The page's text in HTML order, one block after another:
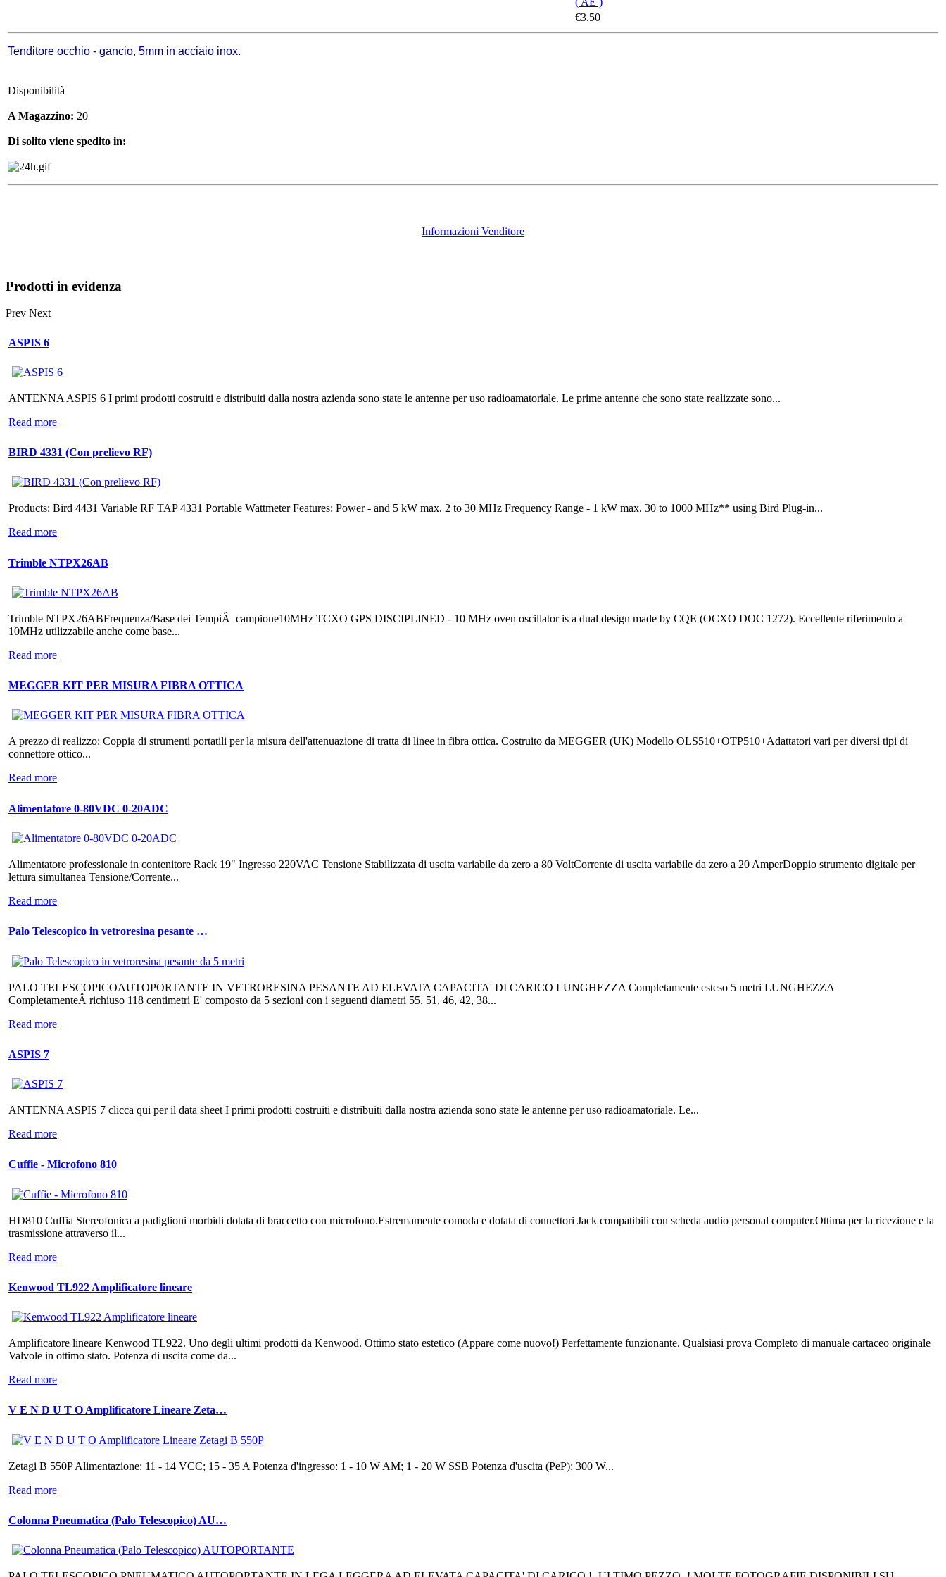
€3.50
Tenditore occhio - gancio, 5mm in acciaio inox.
Disponibilità
A Magazzino: 20
Di solito viene spedito in:
Informazioni Venditore
Prodotti in evidenza
Prev Next
ASPIS 6
ANTENNA ASPIS 6 I primi prodotti costruiti e distribuiti dalla nostra azienda sono state le antenne per uso radioamatoriale. Le prime antenne che sono state realizzate sono...
Read more
BIRD 4331 (Con prelievo RF)
Products: Bird 4431 Variable RF TAP 4331 Portable Wattmeter Features: Power - and 5 kW max. 2 to 30 MHz Frequency Range - 1 kW max. 30 to 1000 MHz** using Bird Plug-in...
Read more
Trimble NTPX26AB
Trimble NTPX26ABFrequenza/Base dei TempiÂ campione10MHz TCXO GPS DISCIPLINED - 10 MHz oven oscillator is a dual design made by CQE (OCXO DOC 1272). Eccellente riferimento a
10MHz utilizzabile anche come base...
Read more
MEGGER KIT PER MISURA FIBRA OTTICA
A prezzo di realizzo: Coppia di strumenti portatili per la misura dell'attenuazione di tratta di linee in fibra ottica. Costruito da MEGGER (UK) Modello OLS510+OTP510+Adattatori vari per diversi tipi di
connettore ottico...
Read more
Alimentatore 0-80VDC 0-20ADC
Alimentatore professionale in contenitore Rack 19" Ingresso 220VAC Tensione Stabilizzata di uscita variabile da zero a 80 VoltCorrente di uscita variabile da zero a 20 AmperDoppio strumento digitale per
lettura simultanea Tensione/Corrente...
Read more
Palo Telescopico in vetroresina pesante …
PALO TELESCOPICOAUTOPORTANTE IN VETRORESINA PESANTE AD ELEVATA CAPACITA' DI CARICO LUNGHEZZA Completamente esteso 5 metri LUNGHEZZA
CompletamenteÂ richiuso 118 centimetri E' composto da 5 sezioni con i seguenti diametri 55, 51, 46, 42, 38...
Read more
ASPIS 7
ANTENNA ASPIS 7 clicca qui per il data sheet I primi prodotti costruiti e distribuiti dalla nostra azienda sono state le antenne per uso radioamatoriale. Le...
Read more
Cuffie - Microfono 810
HD810 Cuffia Stereofonica a padiglioni morbidi dotata di braccetto con microfono.Estremamente comoda e dotata di connettori Jack compatibili con scheda audio personal computer.Ottima per la ricezione e la
trasmissione attraverso il...
Read more
Kenwood TL922 Amplificatore lineare
Amplificatore lineare Kenwood TL922. Uno degli ultimi prodotti da Kenwood. Ottimo stato estetico (Appare come nuovo!) Perfettamente funzionante. Qualsiasi prova Completo di manuale cartaceo originale
Valvole in ottimo stato. Potenza di uscita come da...
Read more
V E N D U T O Amplificatore Lineare Zeta…
Zetagi B 550P Alimentazione: 11 - 14 VCC; 15 - 35 A Potenza d'ingresso: 1 - 10 W AM; 1 - 20 W SSB Potenza d'uscita (PeP): 300 W...
Read more
Colonna Pneumatica (Palo Telescopico) AU…